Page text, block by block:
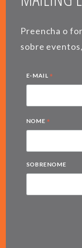
Preencha o
sobre
E-MAIL *
NOME *
SOBRENOME